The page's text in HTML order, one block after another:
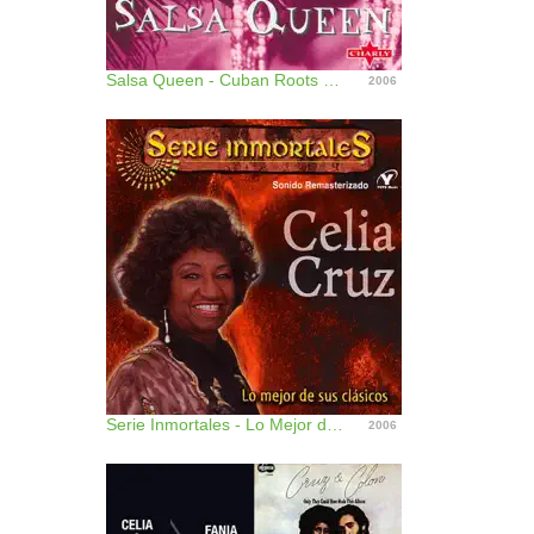
Salsa Queen - Cuban Roots (Disc 1) 2006
Serie Inmortales - Lo Mejor de Sus Clásicos 2006